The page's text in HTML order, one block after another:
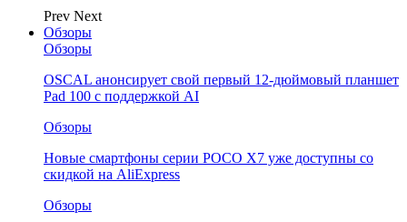
Prev Next
Обзоры
Обзоры
OSCAL анонсирует свой первый 12-дюймовый планшет
Pad 100 с поддержкой AI
Обзоры
Новые смартфоны серии POCO X7 уже доступны со
скидкой на AliExpress
Обзоры